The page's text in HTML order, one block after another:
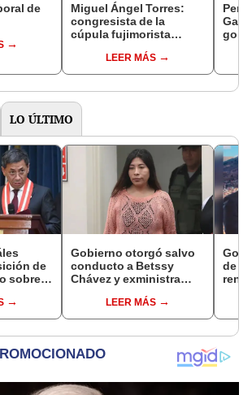
de
Miguel Ángel Torres:
congresista de la
cúpula fujimorista
del SenadoLEER MÁS
LO ÚLTIMO
de
sobre
al
Gobierno otorgó salvo
conducto a Betssy
Chávez y exministra
madrugadaLEER MÁS
de